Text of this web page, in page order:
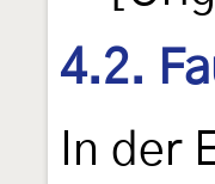
4.2.
In der